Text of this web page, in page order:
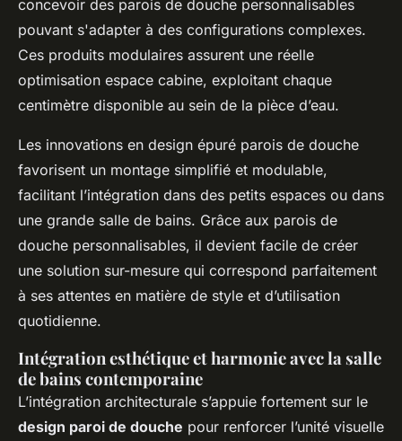
concevoir des parois de douche personnalisables
pouvant s'adapter à des configurations complexes.
Ces produits modulaires assurent une réelle
optimisation espace cabine, exploitant chaque
centimètre disponible au sein de la pièce d’eau.
Les innovations en design épuré parois de douche
favorisent un montage simplifié et modulable,
facilitant l’intégration dans des petits espaces ou dans
une grande salle de bains. Grâce aux parois de
douche personnalisables, il devient facile de créer
une solution sur-mesure qui correspond parfaitement
à ses attentes en matière de style et d’utilisation
quotidienne.
Intégration esthétique et harmonie avec la salle
de bains contemporaine
L’intégration architecturale s’appuie fortement sur le
design paroi de douche pour renforcer l’unité visuelle